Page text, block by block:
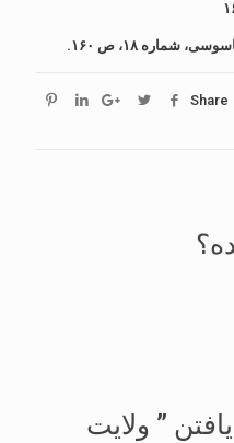
شماره ۱۸، ص ۱۶۰.
Share
” ولایت